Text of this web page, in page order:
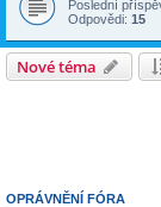
Poslední
Odpovědi: 15
Nové téma
OPRÁVNĚNÍ FÓRA